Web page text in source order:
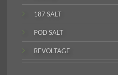
187 SALT
POD SALT
REVOLTAGE